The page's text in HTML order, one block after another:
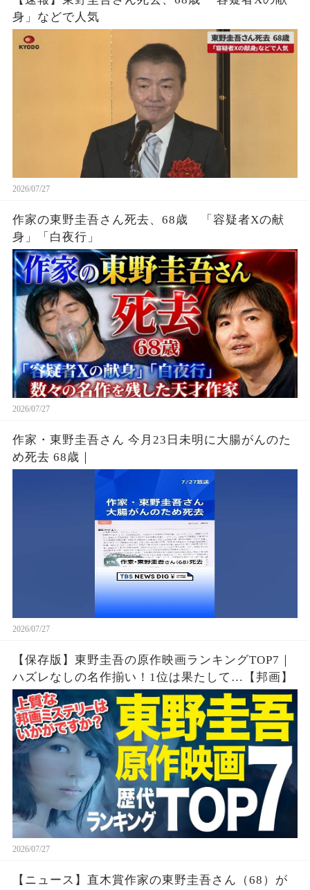
身」などで人気
2026/07/27
作家の東野圭吾さん死去、68歳 「容疑者Xの献
身」「白夜行」
2026/07/27
作家・東野圭吾さん 今月23日未明に大腸がんのた
め死去 68歳｜
2026/07/27
【保存版】東野圭吾の原作映画ランキングTOP7｜
ハズレなしの名作揃い！1位は果たして…【邦画】
2026/07/27
【ニュース】直木賞作家の東野圭吾さん（68）が